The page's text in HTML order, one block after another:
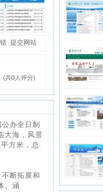
提交网站
(共0人评分)
办全日制
大海，风景
方米，总
断拓展和
、涵